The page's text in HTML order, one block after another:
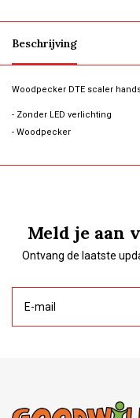
Beschrijving
Woodpecker DTE scaler
- Zonder LED verlichting
- Woodpecker
Meld je aan
Ontvang de laatste